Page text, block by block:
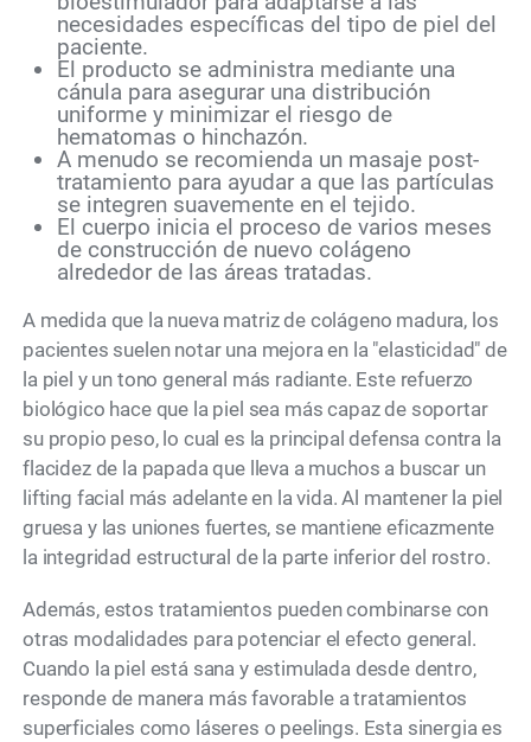
necesidades específicas del tipo de piel del
paciente.
El producto se administra mediante una
cánula para asegurar una distribución
uniforme y minimizar el riesgo de
hematomas o hinchazón.
A menudo se recomienda un masaje post-
tratamiento para ayudar a que las partículas
se integren suavemente en el tejido.
El cuerpo inicia el proceso de varios meses
de construcción de nuevo colágeno
alrededor de las áreas tratadas.
A medida que la nueva matriz de colágeno madura, los
pacientes suelen notar una mejora en la "elasticidad" de
la piel y un tono general más radiante. Este refuerzo
biológico hace que la piel sea más capaz de soportar
su propio peso, lo cual es la principal defensa contra la
flacidez de la papada que lleva a muchos a buscar un
lifting facial más adelante en la vida. Al mantener la piel
gruesa y las uniones fuertes, se mantiene eficazmente
la integridad estructural de la parte inferior del rostro.
Además, estos tratamientos pueden combinarse con
otras modalidades para potenciar el efecto general.
Cuando la piel está sana y estimulada desde dentro,
responde de manera más favorable a tratamientos
superficiales como láseres o peelings. Esta sinergia es